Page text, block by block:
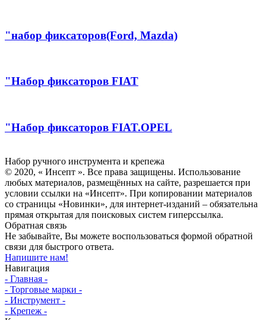
"набор фиксаторов(Ford, Mazda)
"Набор фиксаторов FIAT
"Набор фиксаторов FIAT.OPEL
Набор ручного инструмента и крепежа
© 2020, « Инсепт ». Все права защищены. Использование
любых материалов, размещённых на сайте, разрешается при
условии ссылки на «Инсепт». При копировании материалов
со страницы «Новинки», для интернет-изданий – обязательна
прямая открытая для поисковых систем гиперссылка.
Обратная связь
Не забывайте, Вы можете воспользоваться формой обратной
связи для быстрого ответа.
Напишите нам!
Навигация
- Главная -
- Торговые марки -
- Инструмент -
- Крепеж -